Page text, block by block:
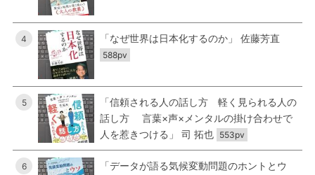
4 「なぜ世界は日本化するのか」 佐藤芳直
588pv
5
「信頼される人の話し方 軽く見られる人の
話し方 言葉×声×メンタルの掛け合わせで
人を惹きつける」 司 拓也 553pv
6
「データが語る気候変動問題のホントとウ